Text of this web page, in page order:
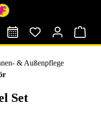
& Außenpflege
Set